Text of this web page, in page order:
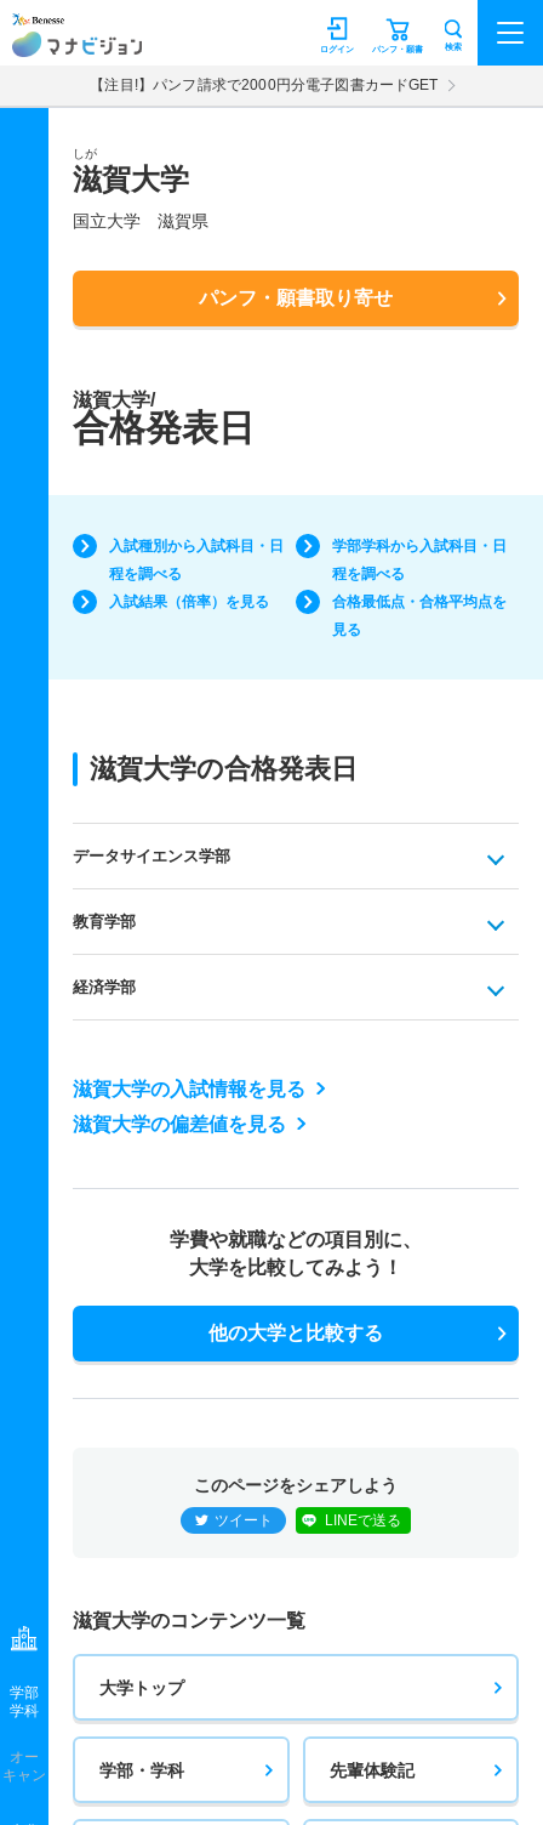
マナビジョン パンフ・願書
ログイン 検索
【注目!】パンフ請求で2000円分電子図書カードGET
しが
滋賀大学
国立大学 滋賀県
パンフ・願書取り寄せ
学部
学科
オー
キャン
滋賀大学/
合格発表日
入試種別から入試科目・日
程を調べる
学部学科から入試科目・日
程を調べる
入試結果（倍率）を見る
合格最低点・合格平均点を
見る
滋賀大学の合格発表日
データサイエンス学部
教育学部
経済学部
滋賀大学の入試情報を見る
滋賀大学の偏差値を見る
学費や就職などの項目別に、
大学を比較してみよう！
他の大学と比較する
このページをシェアしよう
ツイート LINEで送る
滋賀大学のコンテンツ一覧
大学トップ
学部・学科 先輩体験記